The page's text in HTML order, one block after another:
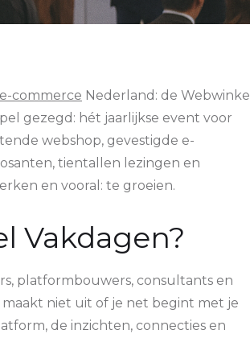
e-commerce Nederland: de Webwinkel
gezegd: hét jaarlijkse event voor
webshop, gevestigde e-
tientallen lezingen en
en vooral: te groeien.
Vakdagen?
platformbouwers, consultants en
niet uit of je net begint met je
de inzichten, connecties en